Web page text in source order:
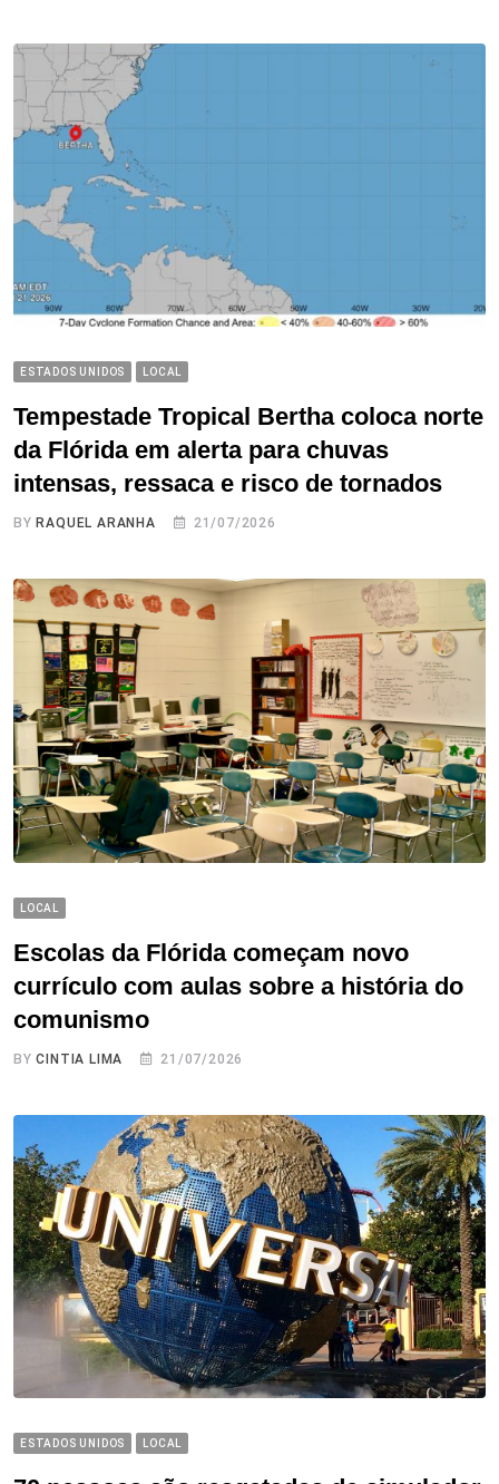
ESTADOS UNIDOS LOCAL
Tempestade Tropical Bertha coloca norte
da Flórida em alerta para chuvas
intensas, ressaca e risco de tornados
BY RAQUEL ARANHA 21/07/2026
LOCAL
Escolas da Flórida começam novo
currículo com aulas sobre a história do
comunismo
BYCINTIA LIMA 21/07/2026
ESTADOS UNIDOS LOCAL